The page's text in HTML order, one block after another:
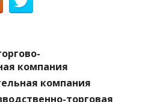
компания
компания
торговая